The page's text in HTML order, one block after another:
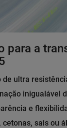
para a
de ultra
inigualável
e
cetonas, sais ou